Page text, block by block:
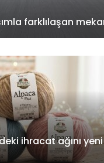
farklılaşan
ihracat ağını